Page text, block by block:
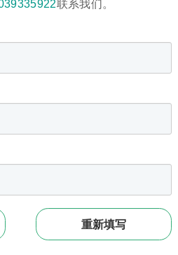
联系我们。